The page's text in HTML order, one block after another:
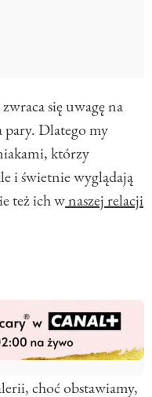
się uwagę na
pary. Dlatego my
którzy
i świetnie wyglądają
też ich wnaszej relacji
choć obstawiamy,